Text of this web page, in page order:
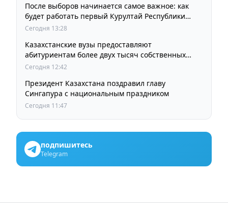
После выборов начинается самое важное: как
будет работать первый Курултай Республики
Казахстан
Сегодня 13:28
Казахстанские вузы предоставляют
абитуриентам более двух тысяч собственных
образовательных грантов
Сегодня 12:42
Президент Казахстана поздравил главу
Сингапура с национальным праздником
Сегодня 11:47
подпишитесь
Telegram